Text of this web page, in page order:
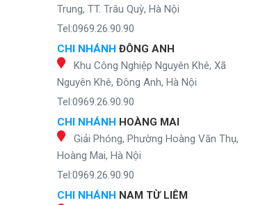
Trung, TT. Trâu Quỳ, Hà Nội
Tel:0969.26.90.90
CHI NHÁNH ĐÔNG ANH
Khu Công Nghiệp Nguyên Khê, Xã
Nguyên Khê, Đông Anh, Hà Nội
Tel:0969.26.90.90
CHI NHÁNH HOÀNG MAI
Giải Phóng, Phường Hoàng Văn Thụ,
Hoàng Mai, Hà Nội
Tel:0969.26.90.90
CHI NHÁNH NAM TỪ LIÊM